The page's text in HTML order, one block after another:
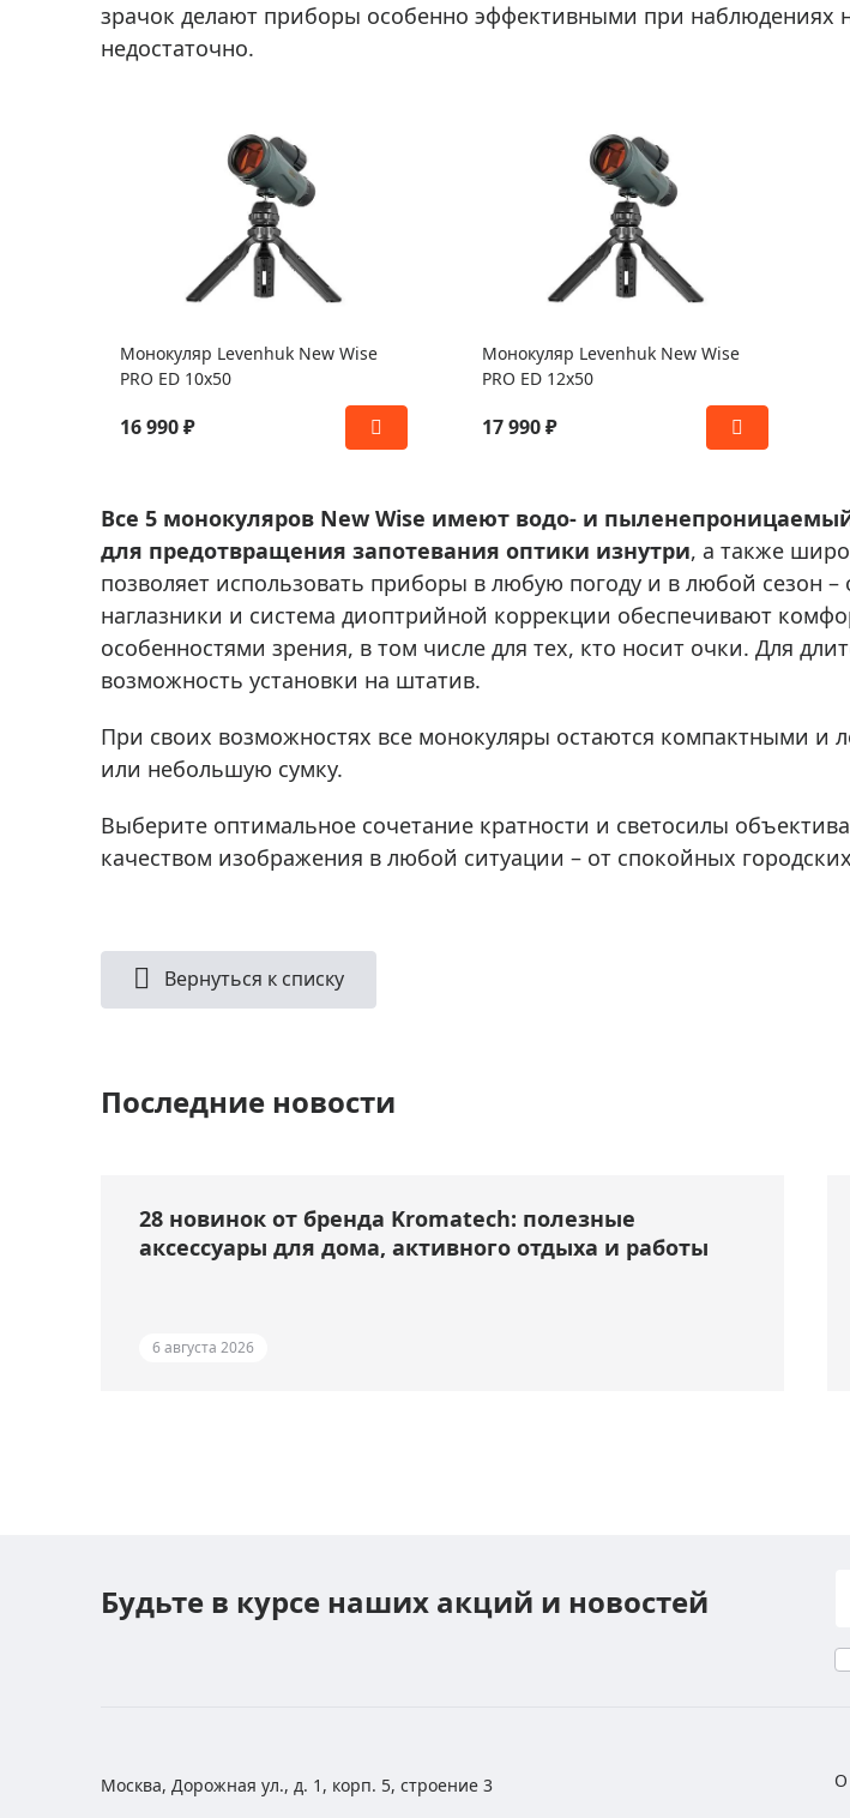
зрачок делают приборы особенно эффективными при наблюдениях
недостаточно.
Монокуляр Levenhuk New Wise
PRO ED 10x50
16 990 ₽
Монокуляр Levenhuk New Wise
PRO ED 12x50
17 990 ₽
Все 5 монокуляров New Wise имеют водо- и
для предотвращения запотевания оптики изнутри, а также
позволяет использовать приборы в любую погоду и в любой сезон
наглазники и система диоптрийной коррекции обеспечивают
особенностями зрения, в том числе для тех, кто носит очки. Для
возможность установки на штатив.
При своих возможностях все монокуляры остаются компактными и
или небольшую сумку.
Выберите оптимальное сочетание кратности и светосилы
качеством изображения в любой ситуации – от спокойных
Вернуться к списку
Последние новости
28 новинок от бренда Kromatech: полезные
аксессуары для дома, активного отдыха и работы
6 августа 2026
Будьте в курсе наших акций и новостей
Москва, Дорожная ул., д. 1, корп. 5, строение 3
О